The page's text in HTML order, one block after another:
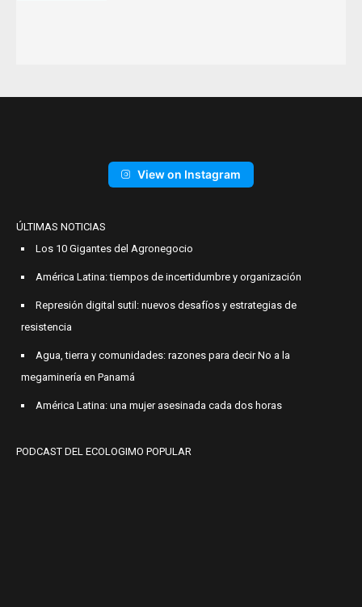
View on Instagram
ÚLTIMAS NOTICIAS
Los 10 Gigantes del Agronegocio
América Latina: tiempos de incertidumbre y organización
Represión digital sutil: nuevos desafíos y estrategias de
resistencia
Agua, tierra y comunidades: razones para decir No a la
megaminería en Panamá
América Latina: una mujer asesinada cada dos horas
PODCAST DEL ECOLOGIMO POPULAR